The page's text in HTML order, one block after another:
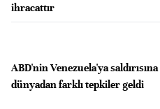
ihracattır
ABD'nin Venezuela'ya saldırısına
dünyadan farklı tepkiler geldi